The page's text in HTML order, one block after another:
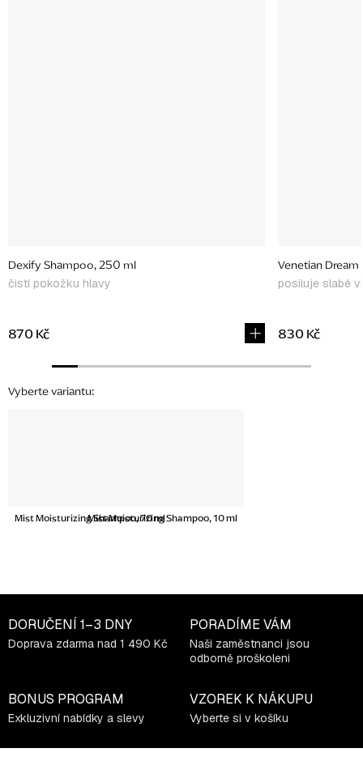
Dexify Shampoo, 250 ml
čistí pokožku hlavy
870 Kč
Venetian
posiluje slabé
830 Kč
Mist Moisturizing Shampoo, 70 ml
Mist Moisturizing Shampoo, 10 ml
DORUČENÍ 1–3 DNY
Doprava zdarma nad 1 490 Kč
PORADÍME VÁM
Naši zaměstnanci jsou
odborně proškoleni
BONUS PROGRAM
Exkluzivní nabídky a slevy
VZOREK K NÁKUPU
Vyberte si v košíku